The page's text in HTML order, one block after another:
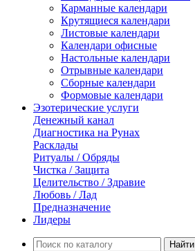
Карманные календари
Крутящиеся календари
Листовые календари
Календари офисные
Настольные календари
Отрывные календари
Сборные календари
Формовые календари
Эзотерические услуги
Денежный канал
Диагностика на Рунах
Расклады
Ритуалы / Обряды
Чистка / Защита
Целительство / Здравие
Любовь / Лад
Предназначение
Лидеры
Найти